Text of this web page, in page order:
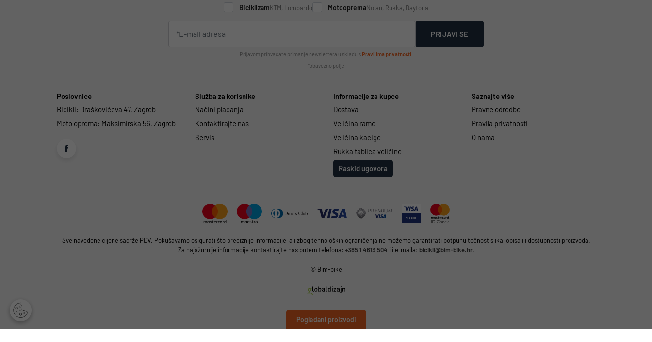
Pogledani proizvodi
BiciklizamKTM, Lombardo MotoopremaNolan, Rukka, Daytona
PRIJAVI SE
Prijavom prihvaćate primanje newslettera u skladu s Pravilima privatnosti
*obavezno polje
Poslovnice
Bicikli: Draškovićeva 47, Zagreb
Moto oprema: Maksimirska 56, Zagreb
Služba za korisnike
Načini plaćanja
Kontaktirajte nas
Servis
Informacije za kupce
Dostava
Veličina rame
Veličina kacige
Rukka tablica veličine
Raskid ugovora
Saznajte više
Pravne odredbe
Pravila privatnosti
O nama
Sve navedene cijene sadrže PDV. Pokušavamo osigurati što preciznije informacije, ali zbog tehnoloških ograničenja ne možemo garantirati potpunu točnost slika, opisa ili dostupnosti proizvoda.
Za najažurnije informacije kontaktirajte nas putem telefona: +385 1 4613 504 ili e-maila: bicikli@bim-bike.hr.
© Bim-bike